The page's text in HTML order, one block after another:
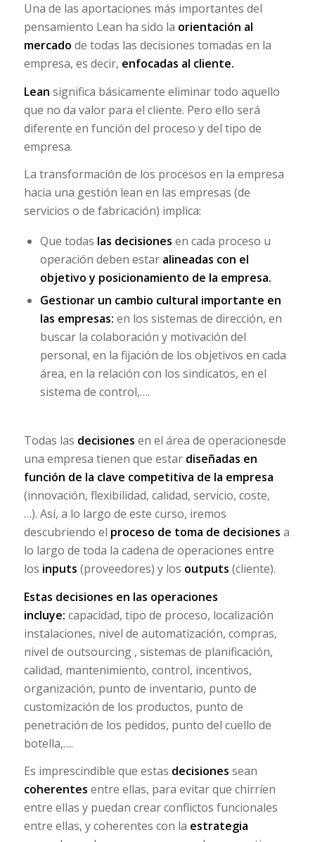
Una de las aportaciones más importantes del
pensamiento Lean ha sido la orientación al
mercado de todas las decisiones tomadas en la
empresa, es decir, enfocadas al cliente.
Lean significa básicamente eliminar todo aquello
que no da valor para el cliente. Pero ello será
diferente en función del proceso y del tipo de
empresa.
La transformación de los procesos en la empresa
hacia una gestión lean en las empresas (de
servicios o de fabricación) implica:
Que todas las decisiones en cada proceso u
operación deben estar alineadas con el
objetivo y posicionamiento de la empresa.
Gestionar un cambio cultural importante en
las empresas: en los sistemas de dirección, en
buscar la colaboración y motivación del
personal, en la fijación de los objetivos en cada
área, en la relación con los sindicatos, en el
sistema de control,….
Todas las decisiones en el área de operacionesde
una empresa tienen que estar diseñadas en
función de la clave competitiva de la empresa
(innovación, flexibilidad, calidad, servicio, coste,
…). Así, a lo largo de este curso, iremos
descubriendo el proceso de toma de decisiones a
lo largo de toda la cadena de operaciones entre
los inputs (proveedores) y los outputs (cliente).
Estas decisiones en las operaciones
incluye: capacidad, tipo de proceso, localización
instalaciones, nivel de automatización, compras,
nivel de outsourcing , sistemas de planificación,
calidad, mantenimiento, control, incentivos,
organización, punto de inventario, punto de
customización de los productos, punto de
penetración de los pedidos, punto del cuello de
botella,….
Es imprescindible que estas decisiones sean
coherentes entre ellas, para evitar que chirríen
entre ellas y puedan crear conflictos funcionales
entre ellas, y coherentes con la estrategia